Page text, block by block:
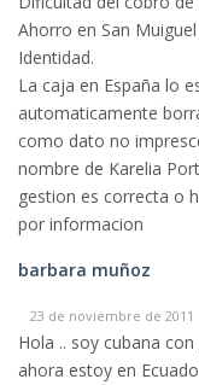
Ahorro en San
Identidad.
La caja en España lo
automaticamente
como dato no
nombre de Karelia
gestion es correcta o
por informacion
barbara muñoz
23 de noviembre de 2011
Hola .. soy cubana
ahora estoy en